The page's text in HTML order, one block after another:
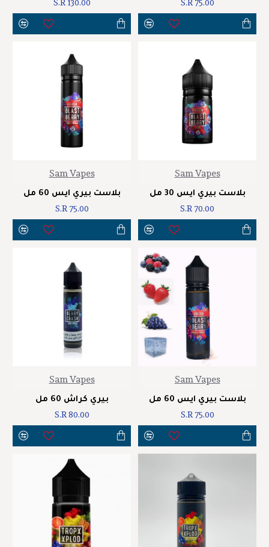
Sam Vapes
بلاست بيري ايس 30 مل
S.R 70.00
Sam Vapes
بلاست بيري ايس 60 مل
S.R 75.00
Sam Vapes
بلاست بيري ايس 60 مل
S.R 75.00
Sam Vapes
بيري كراش 60 مل
S.R 80.00